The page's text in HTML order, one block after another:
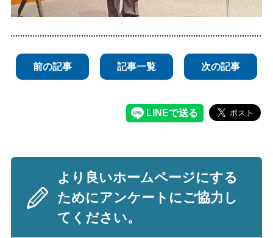
前の記事 記事一覧 次の記事
より良いホームページにする
ためにアンケートにご協力し
てください。